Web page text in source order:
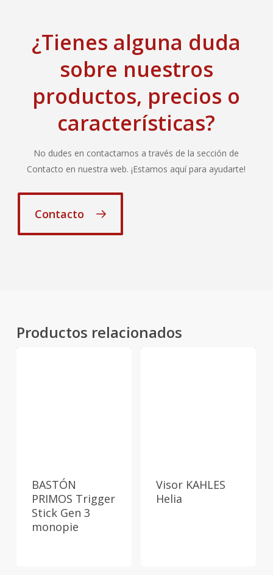
¿Tienes alguna duda
sobre nuestros
productos, precios o
características?
No dudes en contactarnos a través de la sección de
Contacto en nuestra web. ¡Estamos aquí para ayudarte!
Contacto
Productos relacionados
BASTÓN
PRIMOS Trigger
Stick Gen 3
monopie
Visor KAHLES
Helia